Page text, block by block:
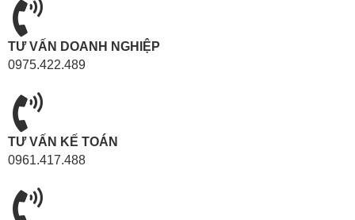
TƯ VẤN DOANH NGHIỆP
0975.422.489
TƯ VẤN KẾ TOÁN
0961.417.488